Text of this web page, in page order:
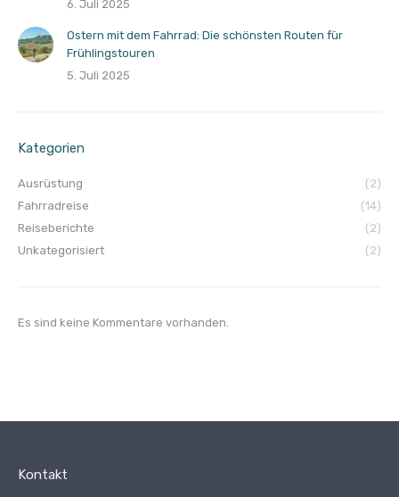
6. Juli 2025
Ostern mit dem Fahrrad: Die schönsten Routen für
Frühlingstouren
5. Juli 2025
Kategorien
Ausrüstung
(2)
Fahrradreise
(14)
Reiseberichte
(2)
Unkategorisiert
(2)
Es sind keine Kommentare vorhanden.
Kontakt